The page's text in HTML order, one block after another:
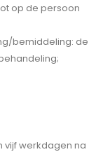
op de persoon
bemiddeling: de
vijf werkdagen na